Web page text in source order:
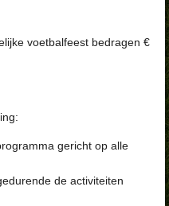
voetbalfeest bedragen €
gericht op alle
de activiteiten